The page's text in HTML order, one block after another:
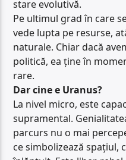
stare evolutivă.
Pe ultimul grad în care
vede lupta pe resurse,
naturale. Chiar dacă
politică, ea ține în
rare.
Dar cine e Uranus?
La nivel micro, este
supramental.
parcurs nu o mai
ce simbolizează spațiul,